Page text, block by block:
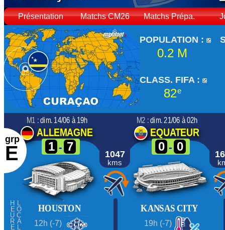
Présentation Matchs CM26 Matchs Prépa.
POPULATION :
0.2 M
CLASS. FIFA :
82e
grp
E 1047
kms
M1 : dim. 14/06 à 19h
ALLEMAGNE
1 - 7
HOUSTON
LOCAL
HEURE 12h (-7)
M2 : dim. 21/06 à 02h
EQUATEUR
0 - 0
KANSAS CITY
19h (-7)